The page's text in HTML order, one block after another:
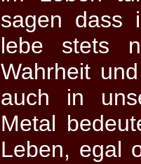
sagen dass
lebe stets
Wahrheit
auch in
Metal
Leben, egal